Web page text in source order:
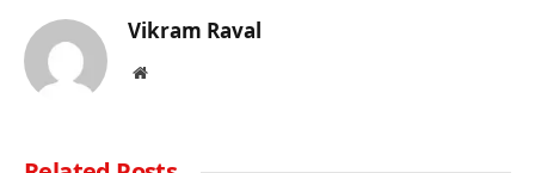
Vikram Raval
Website